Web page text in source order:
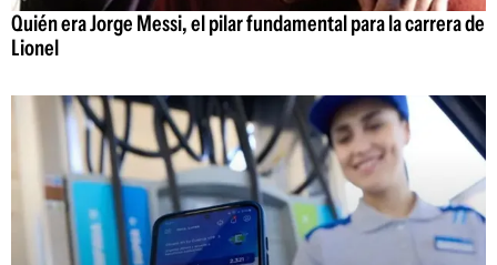
Quién era Jorge Messi, el pilar fundamental para la carrera de
Lionel